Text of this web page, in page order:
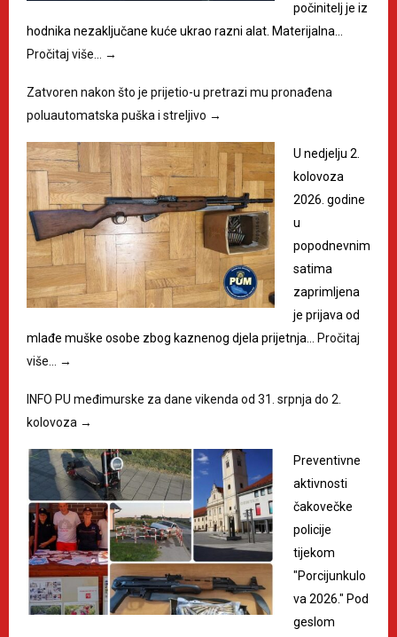
počinitelj je iz
hodnika nezaključane kuće ukrao razni alat. Materijalna…
Pročitaj više… →
Zatvoren nakon što je prijetio-u pretrazi mu pronađena
poluautomatska puška i streljivo →
U nedjelju 2.
kolovoza
2026. godine
u
popodnevnim
satima
zaprimljena
je prijava od
mlađe muške osobe zbog kaznenog djela prijetnja… Pročitaj
više… →
INFO PU međimurske za dane vikenda od 31. srpnja do 2.
kolovoza →
Preventivne
aktivnosti
čakovečke
policije
tijekom
"Porcijunkulo
va 2026." Pod
geslom